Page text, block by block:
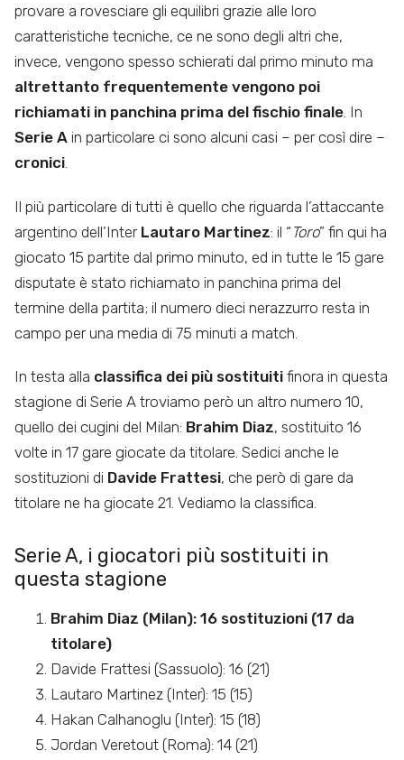
provare a rovesciare gli equilibri grazie alle loro
caratteristiche tecniche, ce ne sono degli altri che,
invece, vengono spesso schierati dal primo minuto ma
altrettanto frequentemente vengono poi
richiamati in panchina prima del fischio finale . In
Serie A in particolare ci sono alcuni casi – per così dire –
cronici
Il più particolare di tutti è quello che riguarda l’attaccante
argentino dell’Inter Lautaro Martinez: il “ Toro” fin qui ha
giocato 15 partite dal primo minuto, ed in tutte le 15 gare
disputate è stato richiamato in panchina prima del
termine della partita; il numero dieci nerazzurro resta in
campo per una media di 75 minuti a match.
In testa alla classifica dei più sostituiti finora in questa
stagione di Serie A troviamo però un altro numero 10,
quello dei cugini del Milan: Brahim Diaz, sostituito 16
volte in 17 gare giocate da titolare. Sedici anche le
sostituzioni di Davide Frattesi, che però di gare da
titolare ne ha giocate 21. Vediamo la classifica.
Serie A, i giocatori più sostituiti in
questa stagione
Brahim Diaz (Milan): 16 sostituzioni (17 da
titolare)
Davide Frattesi (Sassuolo): 16 (21)
Lautaro Martinez (Inter): 15 (15)
Hakan Calhanoglu (Inter): 15 (18)
Jordan Veretout (Roma): 14 (21)